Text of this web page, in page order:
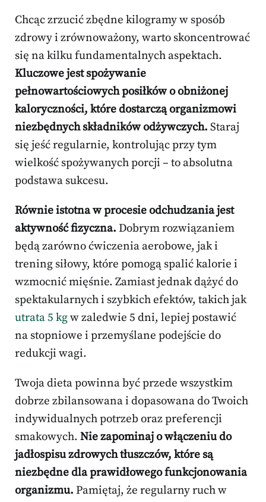
Chcąc zrzucić zbędne kilogramy w sposób
zdrowy i zrównoważony, warto skoncentrować
się na kilku fundamentalnych aspektach.
Kluczowe jest spożywanie
pełnowartościowych posiłków o obniżonej
kaloryczności, które dostarczą organizmowi
niezbędnych składników odżywczych. Staraj
się jeść regularnie, kontrolując przy tym
wielkość spożywanych porcji – to absolutna
podstawa sukcesu.
Równie istotna w procesie odchudzania jest
aktywność fizyczna. Dobrym rozwiązaniem
będą zarówno ćwiczenia aerobowe, jak i
trening siłowy, które pomogą spalić kalorie i
wzmocnić mięśnie. Zamiast jednak dążyć do
spektakularnych i szybkich efektów, takich jak
utrata 5 kgw zaledwie 5 dni, lepiej postawić
na stopniowe i przemyślane podejście do
redukcji wagi.
Twoja dieta powinna być przede wszystkim
dobrze zbilansowana i dopasowana do Twoich
indywidualnych potrzeb oraz preferencji
smakowych. Nie zapominaj o włączeniu do
jadłospisu zdrowych tłuszczów, które są
niezbędne dla prawidłowego funkcjonowania
organizmu. Pamiętaj, że regularny ruch w